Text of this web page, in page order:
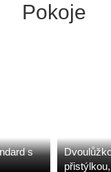
Pokoje
s